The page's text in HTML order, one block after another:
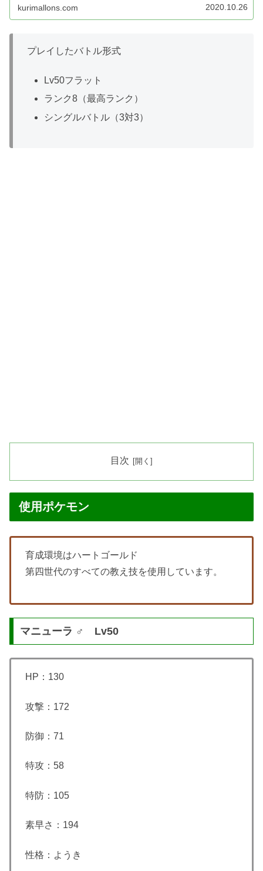
kurimallons.com 2020.10.26
プレイしたバトル形式
Lv50フラット
ランク8（最高ランク）
シングルバトル（3対3）
目次
使用ポケモン
育成環境はハートゴールド
第四世代のすべての教え技を使用しています。
マニューラ ♂ Lv50
HP：130
攻撃：172
防御：71
特攻：58
特防：105
素早さ：194
性格：ようき